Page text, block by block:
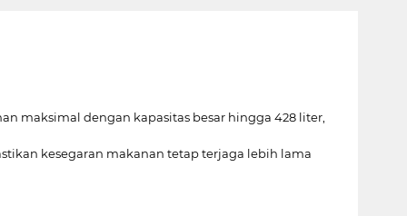
maksimal dengan kapasitas besar hingga 428 liter,
kesegaran makanan tetap terjaga lebih lama